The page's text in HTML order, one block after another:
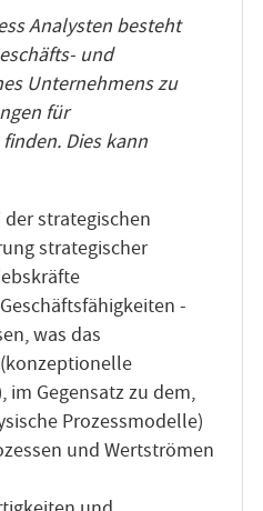
Analysten besteht
und
Unternehmens zu
für
Dies kann
strategischen
strategischer
-
was das
Gegensatz zu dem,
Prozessmodelle)
und Wertströmen